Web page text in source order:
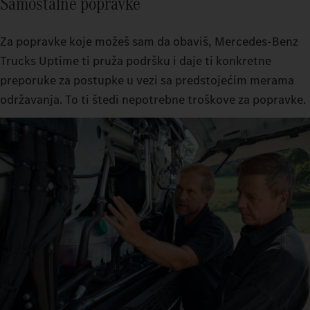
Za popravke koje možeš sam da obaviš, Mercedes-Benz
Trucks Uptime ti pruža podršku i daje ti konkretne
preporuke za postupke u vezi sa predstojećim merama
održavanja. To ti štedi nepotrebne troškove za popravke.